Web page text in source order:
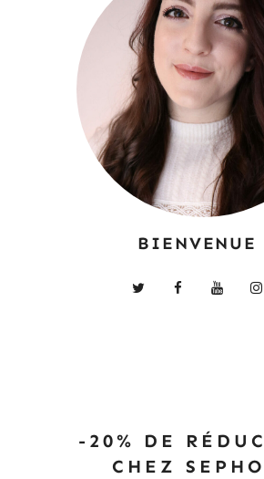
BIENVENUE
-20% DE
CHEZ